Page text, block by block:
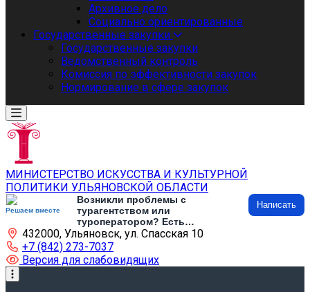
Архивное дело
Социально ориентированные
Государственные закупки
Государственные закупки
Ведомственный контроль
Комиссия по эффективности закупок
Нормирование в сфере закупок
МИНИСТЕРСТВО ИСКУССТВА И КУЛЬТУРНОЙ
ПОЛИТИКИ УЛЬЯНОВСКОЙ ОБЛАСТИ
Решаем вместе
Возникли проблемы с
турагентством или
туроператором? Есть
предложения по развитию
туризма и туристической
инфраструктуры? Напишите об
этом
Написать
432000, Ульяновск, ул. Спасская 10
+7 (842) 273-7037
Версия для слабовидящих